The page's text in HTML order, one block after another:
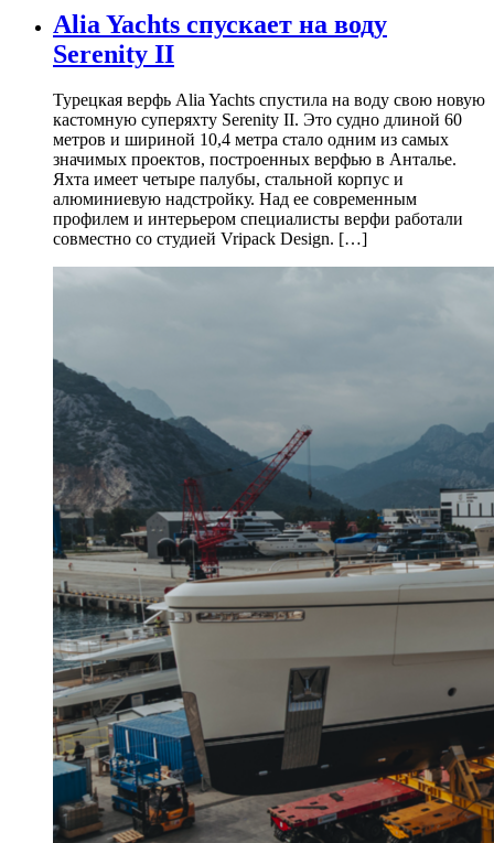
Alia Yachts спускает на воду
Serenity II
Турецкая верфь Alia Yachts спустила на воду свою новую
кастомную суперяхту Serenity II. Это судно длиной 60
метров и шириной 10,4 метра стало одним из самых
значимых проектов, построенных верфью в Анталье.
Яхта имеет четыре палубы, стальной корпус и
алюминиевую надстройку. Над ее современным
профилем и интерьером специалисты верфи работали
совместно со студией Vripack Design. […]